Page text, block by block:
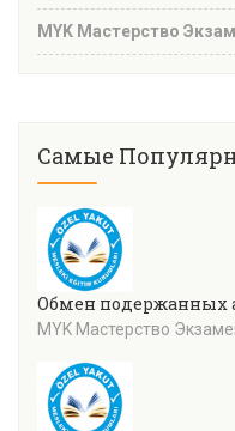
MYK Мастерство
Самые
Обмен подержанных
MYK Мастерство